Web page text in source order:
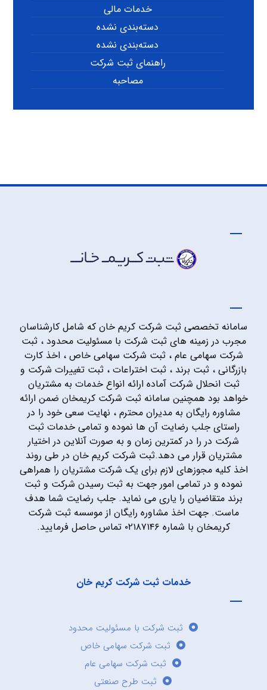
خدمات مالی
دسته‌بندی نشده
دسته‌بندی نشده
راهنمای ثبت شرکت
مصاحبه
سامانه تخصصی ثبت شرکت کریم خان که شامل کارشناسان
مجرب در زمینه های ثبت شرکت با مسئولیت محدود ، ثبت
شرکت سهامی عام ، ثبت شرکت سهامی خاص ، اخذ کارت
بازرگانی ، ثبت برند ، ثبت اختراعات ، ثبت تغییرات شرکت و
ثبت انحلال شرکت آماده ارائه انواع خدمات به مشتریان
خواهد بود همچنین سامانه ثبت شرکت کریمخان ضمن ارائه
مشاوره رایگان به مدیران محترم ، نهایت سعی خود را در
راستای جلب رضایت آن ها نموده و تمامی خدمات ثبت
شرکت در را در کمترین زمان و به صورت آنلاین در اختیار
مشتریان قرار می دهد.ثبت شرکت کریم خان در طی روند
اخذ کلیه مجوزهای لازم برای یک شرکت مشتریان را همراهی
نموده و در تمامی امور جهت به ثبت رسیدن شرکت و ثبت
برند متقاضیان را یاری می نماید. جلب رضایت شما هدف
ماست. جهت اخذ مشاوره رایگان از موسسه ثبت شرکت
کریمخان با شماره ۰۲۱۸۷۱۴۶ تماس حاصل فرمایید.
خدمات ثبت شرکت کریم خان
ثبت شرکت با مسئولیت محدود
ثبت شرکت سهامی خاص
ثبت شرکت سهامی عام
ثبت طرح صنعتی